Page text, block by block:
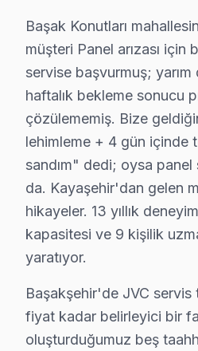
JVC TV Onarım Süreci
1. Müşteri bildirir, servis
2. Termal kamera,
3. Arıza kaynağı tespit
4. Yazılı fiyat teklifi
5. Orijinal veya OEM
6. Tüm fonksiyonlar
söz konusu model TV
bu TV panel'ler için en
JVC LED TV'niz
bu TV güvenilirliği
JVC TV Teknik
Başak Konutları
müşteri Panel arızası için
servise başvurmuş;
haftalık bekleme sonucu
çözülememiş. Bize
lehimleme + 4 gün içinde
sandım" dedi; oysa panel
da. Kayaşehir'dan gelen
hikayeler. 13 yıllık
kapasitesi ve 9 kişilik
yaratıyor.
Başakşehir'de JVC servis
fiyat kadar belirleyici bir
oluşturduğumuz beş